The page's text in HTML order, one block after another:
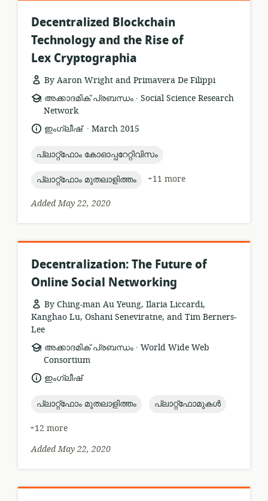
Decentralized Blockchain
Technology and the Rise of
Lex Cryptographia
By Aaron Wright and Primavera De Filippi
resource
format:
അക്കാദമിക് പ്രബന്ധം .
publisher:
Social Science Research
Network
language:
ഇംഗ്ലീഷ് .
dateMarch 2015
topic:
പ്ലാറ്റ്ഫോം കോഓപ്പറേറ്റിവിസം
topic:
പ്ലാറ്റ്ഫോം മുതലാളിത്തം
+11 more
Added May 22, 2020
Decentralization: The Future of
Online Social Networking
By Ching-man Au Yeung, Ilaria Liccardi,
Kanghao Lu, Oshani Seneviratne, and Tim Berners-
Lee
resource
format:
അക്കാദമിക് പ്രബന്ധം .
publisher:
World Wide Web
Consortium
language:
ഇംഗ്ലീഷ്
topic:
പ്ലാറ്റ്ഫോം മുതലാളിത്തം topic:
പ്ലാറ്റ്ഫോമുകൾ
+12 more
Added May 22, 2020